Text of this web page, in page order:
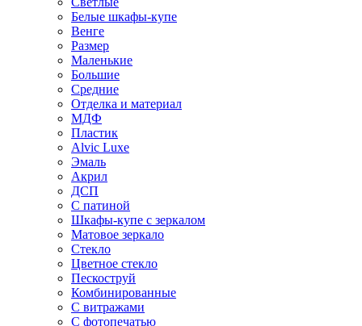
Белые шкафы-купе
Венге
Размер
Маленькие
Большие
Средние
Отделка и материал
МДФ
Пластик
Alvic Luxe
Эмаль
Акрил
ДСП
С патиной
Шкафы-купе с зеркалом
Матовое зеркало
Стекло
Цветное стекло
Пескоструй
Комбинированные
С витражами
С фотопечатью